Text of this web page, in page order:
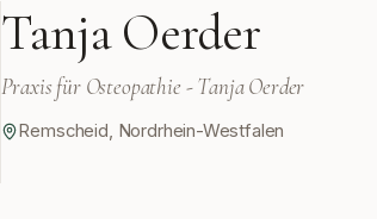
Tanja Oerder
Praxis für Osteopathie - Tanja Oerder
Remscheid, Nordrhein-Westfalen